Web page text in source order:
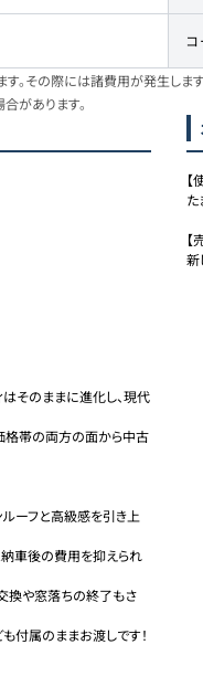
その際には諸費用が発生します
があります。
そのままに進化し、現代
格帯の両方の面から中古
ーフと高級感を引き上
車後の費用を抑えられ
換や窓落ちの終了もさ
付属のままお渡しです！
【
た
【
新